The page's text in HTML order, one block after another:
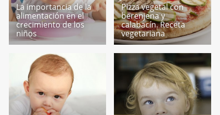
La importancia de la
alimentación en el
crecimiento de los
niños
Pizza vegetal con
berenjena y
calabacín. Receta
vegetariana